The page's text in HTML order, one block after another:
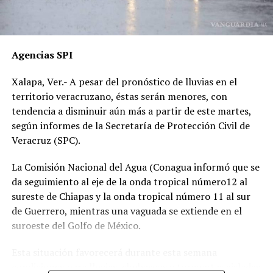
presenciales del accidente ahora callan, presuntamente
“Hoy fue mi Abraham,
mañana puede ser alguien
de tu familia. El homicida
sigue libre y operando en
las carreteras”, expresó un
familiar, exigiendo justicia.
El caso ha encendido el debate sobre la corrupción en la
Fiscalía y la impunidad que beneficia a conductores
responsables de muertes viales.
Agencias SPI
Xalapa, Ver.- A pesar del pronóstico de lluvias en el
territorio veracruzano, éstas serán menores, con
tendencia a disminuir aún más a partir de este martes,
según informes de la Secretaría de Protección Civil de
Veracruz (SPC).
La Comisión Nacional del Agua (Conagua informó que se
da seguimiento al eje de la onda tropical número12 al
sureste de Chiapas y la onda tropical número 11 al sur
de Guerrero, mientras una vaguada se extiende en el
suroeste del Golfo de México.